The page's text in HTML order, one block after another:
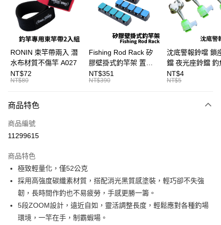
合作金庫商業銀行
第一商業銀行
華南商業銀行
彰化商業銀行
上海商業儲蓄銀行
台北富邦商業銀行
國泰世華商業銀行
兆豐國際商業銀行
臺灣中小企業銀行
台中商業銀行
匯豐（台灣）商業銀行
華泰商業銀行
聯邦商業銀行
遠東國際商業銀行
元大商業銀行
台灣樂天信用卡公司
超商取貨付款
Apple Pay
悠遊付
大哥付你分期
【大哥付你分期使用說明】
2.付款方式選擇「大哥付你分期」，訂單成立後會自動跳轉到大哥付的交易
流程，驗證手機門號後，選擇欲分期的期數、繳款截止日，確認付款後即完
4.訂單成立30分鐘內，如未前往確認交易或遇審核未通過，訂單將自動取
消。如遇「轉專審核」未通過狀況，表示未達大哥付你分期系統評分，恕無
法說明評估內容。
【繳款方式說明】
1.分期款項不併入電信帳單，「大哥付你分期」於每月結算日後寄送繳費提
醒簡訊。
帳／街口支付／iPASS MONEY」等通路繳費。
相關說明
【關於「AFTEE先享後付」】
便利好安心！
２．便利：只要手機號碼，簡訊認證，即可結帳。
３．安心：先確認商品／服務後，再付款。
【「AFTEE先享後付」結帳流程】
１．於結帳方式選擇「AFTEE先享後付」後，將跳轉至「AFTEE先享後付」
結帳頁面，進行簡訊認證並確認金額後，即可完成結帳。
貨到付款
運送方式
全家取貨付款
每筆NT$60，滿NT$1,200(含以上)免運費
RONIN 束竿帶兩入 潛
水布材質不傷竿 A027
NT$72
NT$80
Fishing Rod Rack 矽
膠壁掛式釣竿架 置竿
架 壁鎖式竿架 釣竿展
示架 T1086
NT$351
NT$390
沈底警報鈴噹 鎖
鐺 夜光座鈴鐺 釣
鐺 沉底鈴鐺 1入 可插
Ø4.5x37mm夜光
NT$4
NT$5
商品特色
商品編號
11299615
商品特色
極致輕量化，僅52公克
採用高強度碳纖素材質，搭配消光黑質感塗裝，輕巧卻不失強
韌，長時間作釣也不易疲勞，手感更勝一籌。
5段ZOOM設計，遠近自如，靈活調整長度，輕鬆應對各種釣場
環境，一竿在手，制霸蝦場。